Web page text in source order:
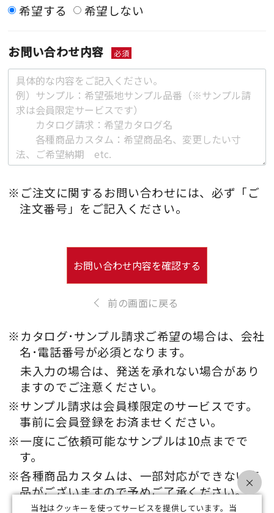
希望する 希望しない
お問い合わせ内容 必須
※ご注文に関するお問い合わせには、必ず「ご
注文番号」をご記入ください。
前の画面に戻る
お問い合わせ内容を確認する
※カタログ･サンプル請求ご希望の場合は、会社
名･電話番号が必須となります。
未入力の場合は、発送を承れない場合があり
ますのでご注意ください。
※サンプル請求は会員様限定のサービスです。
事前に会員登録をお済ませください。
※一度にご依頼可能なサンプルは10点までで
す。
※各種商品カスタムは、一部対応ができない商
品がございますので予めご了承ください。
当社はクッキーを使ってサービスを提供しています。当
×